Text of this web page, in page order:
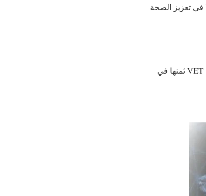
هل تساهم VET في ذلك؟ بالتأكيد. من خلال تحسين سلاسل التوريد وضمان سلامة المنتجات، تساهم VET في تعزيز الصحة
الاستثمار لابد أن يقدم منفعة حقيقية. VET تُحقق هذا. بفضل الشراكات مع شركات كبيرة ومعروفة، دفعت VET ثمنها في